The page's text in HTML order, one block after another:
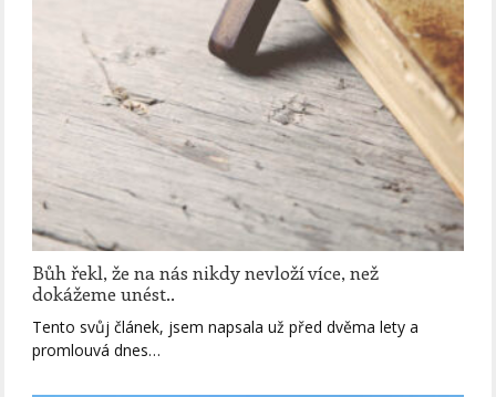
Bůh řekl, že na nás nikdy nevloží více, než
dokážeme unést..
Tento svůj článek, jsem napsala už před dvěma lety a
promlouvá dnes…